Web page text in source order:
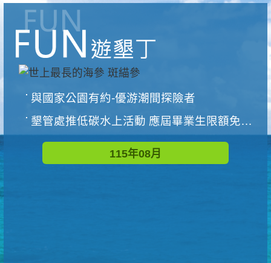
與國家公園有約-優游潮間探險者
墾管處推低碳水上活動 應屆畢業生限額免費參加
115年08月